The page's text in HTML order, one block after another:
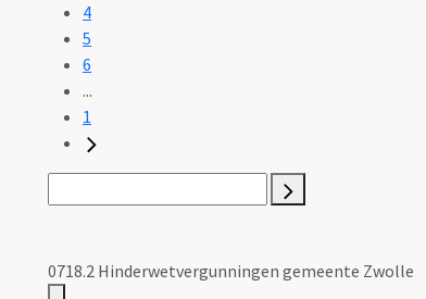
4
5
6
...
1
0718.2 Hinderwetvergunningen gemeente Zwolle